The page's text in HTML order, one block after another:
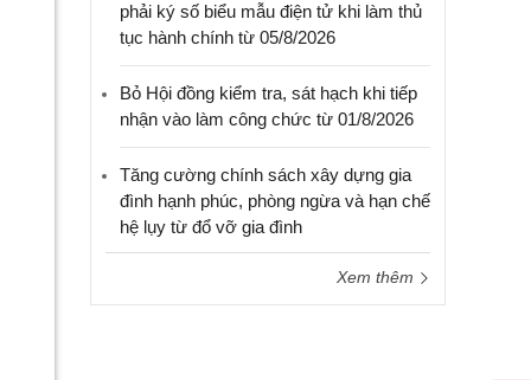
phải ký số biểu mẫu điện tử khi làm thủ
tục hành chính từ 05/8/2026
Bỏ Hội đồng kiểm tra, sát hạch khi tiếp
nhận vào làm công chức từ 01/8/2026
Tăng cường chính sách xây dựng gia
đình hạnh phúc, phòng ngừa và hạn chế
hệ lụy từ đổ vỡ gia đình
Xem thêm